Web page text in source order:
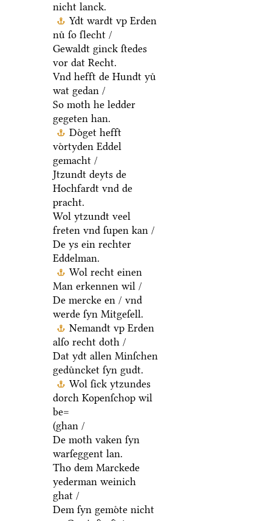
nicht lanck.
Ydt wardt vp Erden
nuͤ ſo ſlecht /
Gewaldt ginck ſtedes
vor dat Recht.
Vnd hefft de Hundt yuͤ
wat gedan /
So moth he ledder
gegeten han.
Doͤget hefft
voͤrtyden Eddel
gemacht /
Jtzundt deyts de
Hochfardt vnd de
pracht.
Wol ytzundt veel
freten vnd ſupen kan /
De ys ein rechter
Eddelman.
Wol recht einen
Man erkennen wil /
De mercke en / vnd
werde ſyn Mitgeſell.
Nemandt vp Erden
alſo recht doth /
Dat ydt allen Minſchen
geduͤncket ſyn gudt.
Wol ſick ytzundes
dorch Kopenſchop wil
be=
(ghan /
De moth vaken ſyn
warſeggent lan.
Tho dem Marckede
yederman weinich
ghat /
Dem ſyn gemoͤte nicht